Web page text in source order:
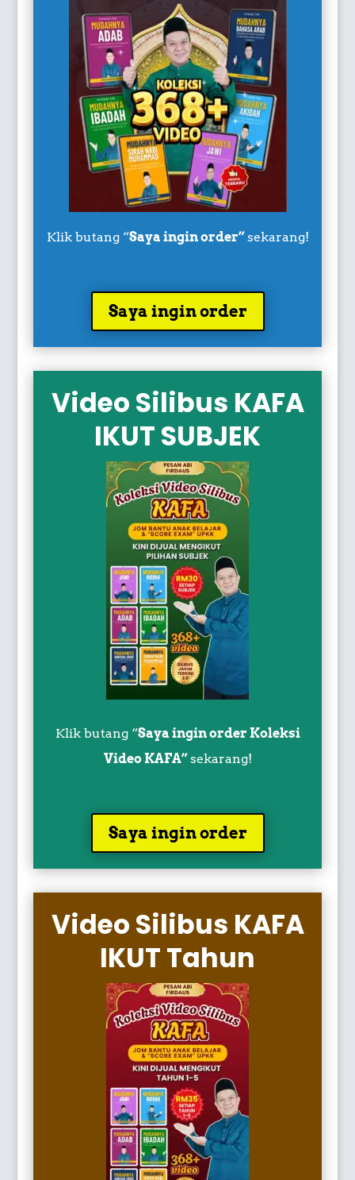
Klik butang “Saya ingin order”sekarang!
Saya ingin order
Video Silibus KAFA
IKUT SUBJEK
Klik butang “Saya ingin order Koleksi
Video KAFA”sekarang!
Saya ingin order
Video Silibus KAFA
IKUT Tahun